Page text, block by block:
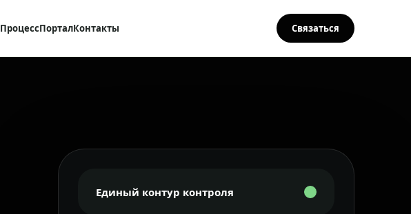
ПроцессПорталКонтакты Связаться
Единый контур контроля